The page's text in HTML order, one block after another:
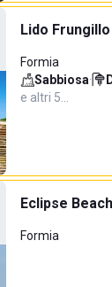
Lido Frungillo
Formia
Sabbiosa·
e altri 5…
Eclipse Beach
Formia